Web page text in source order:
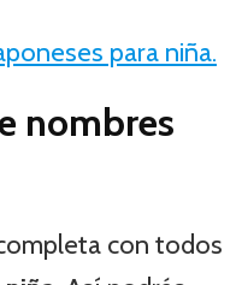
para niña.
nombres
con todos